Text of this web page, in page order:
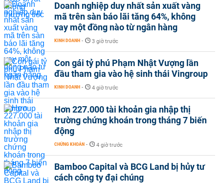
Doanh nghiệp duy nhất sản xuất vàng
mã trên sàn báo lãi tăng 64%, không
vay một đồng nào từ ngân hàng
KINH DOANH - 3 giờ trước
Con gái tỷ phú Phạm Nhật Vượng lần
đầu tham gia vào hệ sinh thái Vingroup
KINH DOANH - 4 giờ trước
Hơn 227.000 tài khoản gia nhập thị
trường chứng khoán trong tháng 7 biến
động
CHỨNG KHOÁN - 4 giờ trước
Bamboo Capital và BCG Land bị hủy tư
cách công ty đại chúng